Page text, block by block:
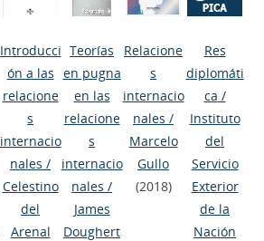
Introducci
ón a las
relacione
s
internacio
nales /
Celestino
del
Arenal
Teorías
en pugna
en las
relacione
s
internacio
nales /
James
Doughert
Relacione
s
internacio
nales /
Marcelo
Gullo
(2018)
Res
diplomáti
ca /
Instituto
del
Servicio
Exterior
de la
Nación